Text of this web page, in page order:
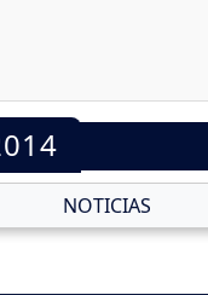
NOTICIAS